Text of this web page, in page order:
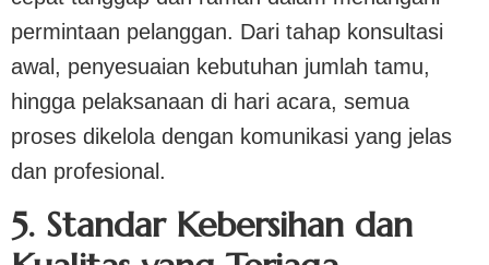
permintaan pelanggan. Dari tahap konsultasi
awal, penyesuaian kebutuhan jumlah tamu,
hingga pelaksanaan di hari acara, semua
proses dikelola dengan komunikasi yang jelas
dan profesional.
5. Standar Kebersihan dan